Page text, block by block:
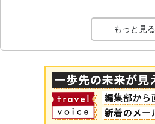
もっと見る